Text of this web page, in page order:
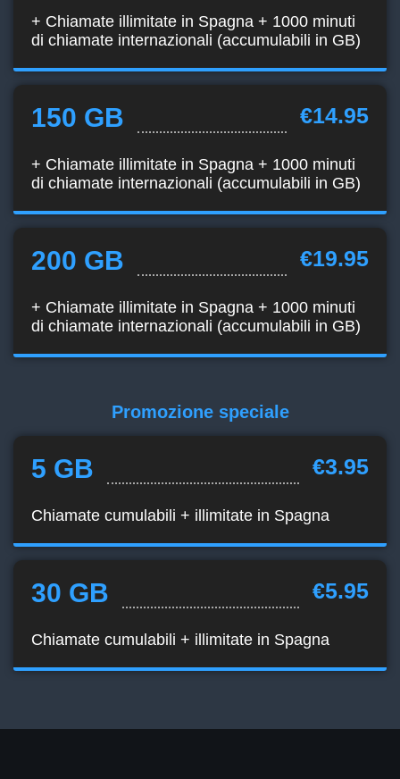
+ Chiamate illimitate in Spagna + 1000 minuti
di chiamate internazionali (accumulabili in GB)
150 GB €14.95
+ Chiamate illimitate in Spagna + 1000 minuti
di chiamate internazionali (accumulabili in GB)
200 GB €19.95
+ Chiamate illimitate in Spagna + 1000 minuti
di chiamate internazionali (accumulabili in GB)
Promozione speciale
5 GB €3.95
Chiamate cumulabili + illimitate in Spagna
30 GB €5.95
Chiamate cumulabili + illimitate in Spagna